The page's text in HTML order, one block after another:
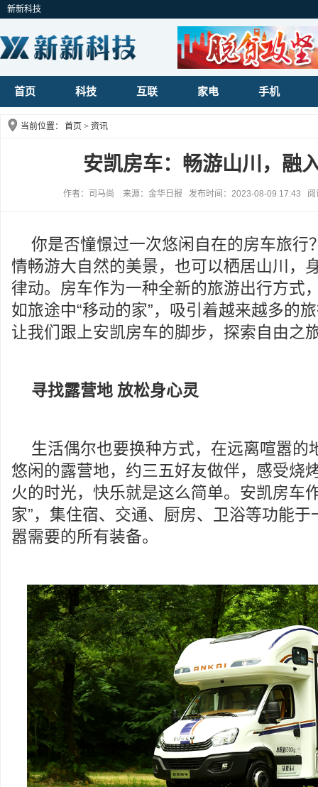
新新科技
首页 科技 互联 家电 手机
当前位置： 首页 > 资讯
安凯房车：畅游山川，融
作者：司马尚 来源：金华日报 发布时间：2023-08-09 17:43
你是否憧憬过一次悠闲自在的房车旅行
情畅游大自然的美景，也可以栖居山川，
律动。房车作为一种全新的旅游出行方式
如旅途中“移动的家”，吸引着越来越多的
让我们跟上安凯房车的脚步，探索自由之
寻找露营地 放松身心灵
生活偶尔也要换种方式，在远离喧嚣的
悠闲的露营地，约三五好友做伴，感受烧
火的时光，快乐就是这么简单。安凯房车
家”，集住宿、交通、厨房、卫浴等功能
嚣需要的所有装备。